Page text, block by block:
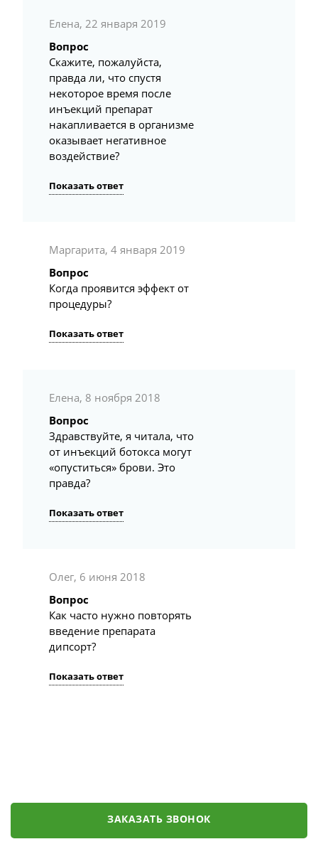
Елена, 22 января 2019
Вопрос
Скажите, пожалуйста,
правда ли, что спустя
некоторое время после
инъекций препарат
накапливается в организме
оказывает негативное
воздействие?
Показать ответ
Маргарита, 4 января 2019
Вопрос
Когда проявится эффект от
процедуры?
Показать ответ
Елена, 8 ноября 2018
Вопрос
Здравствуйте, я читала, что
от инъекций ботокса могут
«опуститься» брови. Это
правда?
Показать ответ
Олег, 6 июня 2018
Вопрос
Как часто нужно повторять
введение препарата
дипсорт?
Показать ответ
ЗАКАЗАТЬ ЗВОНОК